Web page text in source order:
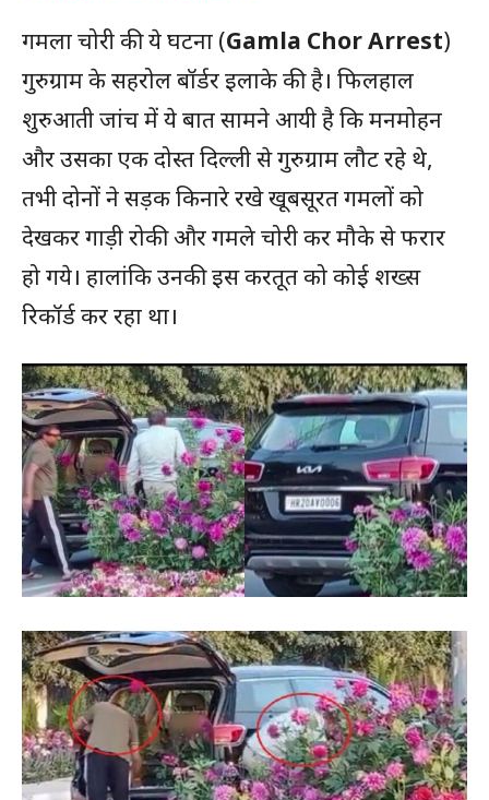
गमला चोरी की ये घटना (Gamla Chor Arrest)
गुरुग्राम के सहरोल बॉर्डर इलाके की है। फिलहाल
शुरुआती जांच में ये बात सामने आयी है कि मनमोहन
और उसका एक दोस्त दिल्ली से गुरुग्राम लौट रहे थे,
तभी दोनों ने सड़क किनारे रखे खूबसूरत गमलों को
देखकर गाड़ी रोकी और गमले चोरी कर मौके से फरार
हो गये। हालांकि उनकी इस करतूत को कोई शख्स
रिकॉर्ड कर रहा था।